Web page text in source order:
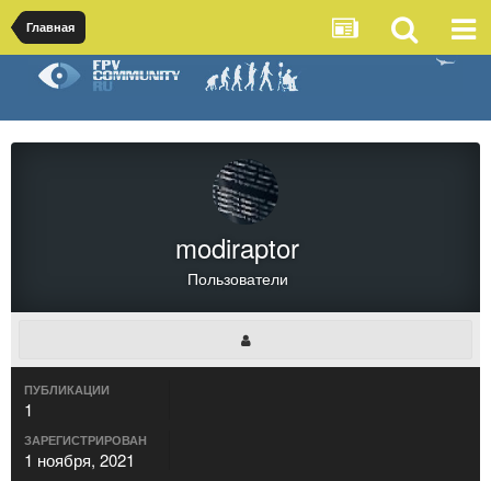
Главная
modiraptor
Пользователи
ПУБЛИКАЦИИ
1
ЗАРЕГИСТРИРОВАН
1 ноября, 2021